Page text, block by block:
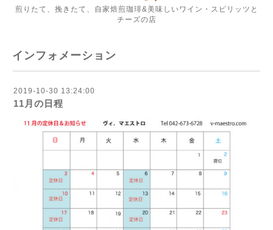
煎りたて、挽きたて、自家焙煎珈琲&美味しいワイン・スピリッツと
チーズの店
インフォメーション
2019-10-30 13:24:00
11月の日程